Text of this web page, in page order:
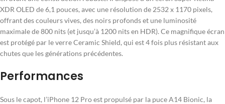
XDR OLED de 6,1 pouces, avec une résolution de 2532 x 1170 pixels,
offrant des couleurs vives, des noirs profonds et une luminosité
maximale de 800 nits (et jusqu’à 1200 nits en HDR). Ce magnifique écran
est protégé par le verre Ceramic Shield, qui est 4 fois plus résistant aux
chutes que les générations précédentes.
Performances
Sous le capot, l’iPhone 12 Pro est propulsé par la puce A14 Bionic, la